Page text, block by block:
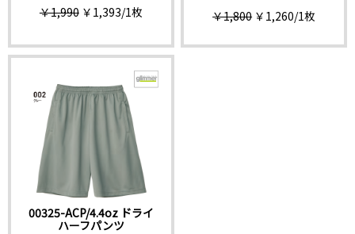
￥1,990 ￥1,393/1枚
￥1,800 ￥1,260/1枚
00325-ACP/4.4oz ドライ
ハーフパンツ